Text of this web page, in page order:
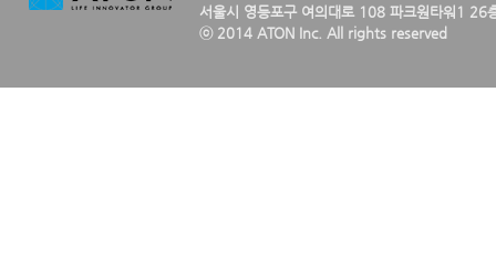
서울시 영등포구 여의대로 108 파크원타워1 26
ⓒ 2014 ATON Inc. All rights reserved